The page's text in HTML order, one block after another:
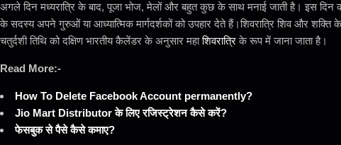
अगले दिन मध्यरात्रि के बाद, पूजा भोज, मेलों और बहुत कुछ के साथ मनाई जाती है। इस दिन
के सदस्य अपने गुरुओं या आध्यात्मिक मार्गदर्शकों को उपहार देते हैं।शिवरात्रि शिव और शक्ति
चतुर्दशी तिथि को दक्षिण भारतीय कैलेंडर के अनुसार महाशिवरात्रिके रूप में जाना जाता है।
Read More:-
How To Delete Facebook Account permanently?
Jio Mart Distributor के लिए रजिस्ट्रेशन कैसे करें?
फेसबुक से पैसे कैसे कमाए?